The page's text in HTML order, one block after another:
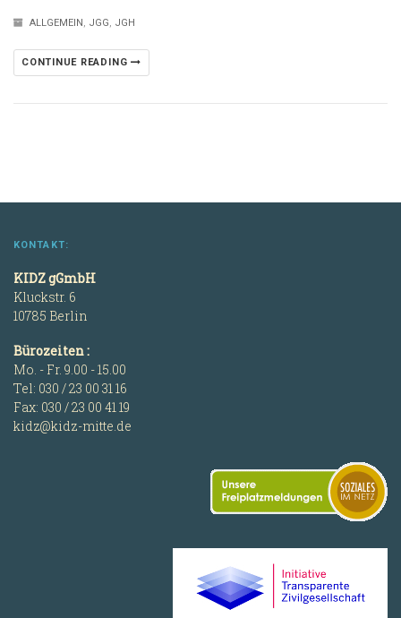
ALLGEMEIN, JGG, JGH
CONTINUE READING
KONTAKT:
KIDZ gGmbH
Kluckstr. 6
10785 Berlin
Bürozeiten :
Mo. - Fr. 9.00 - 15.00
Tel: 030 / 23 00 31 16
Fax: 030 / 23 00 41 19
kidz@kidz-mitte.de